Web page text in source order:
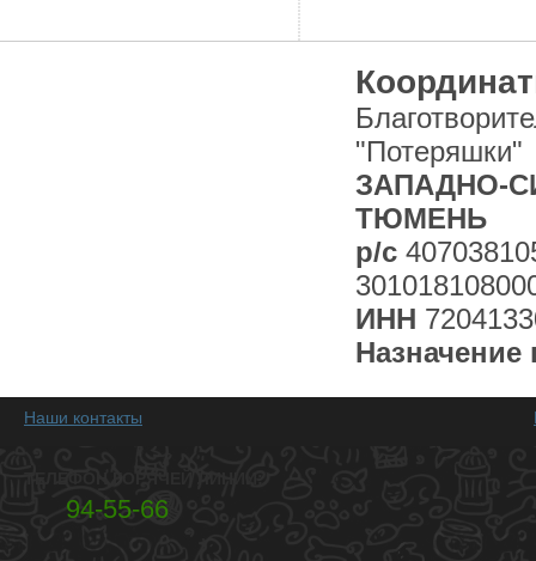
"Потеряшки"
ЗАПАДНО-
ТЮМЕНЬ
р/с
ИНН
Назначение
Наши контакты
94-55-66